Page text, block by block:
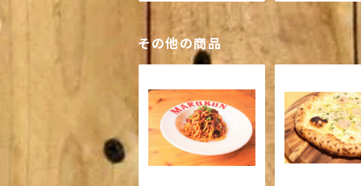
その他の商品